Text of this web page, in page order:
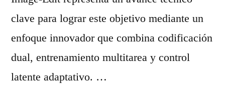
clave para lograr este objetivo mediante un
enfoque innovador que combina codificación
dual, entrenamiento multitarea y control
latente adaptativo. …